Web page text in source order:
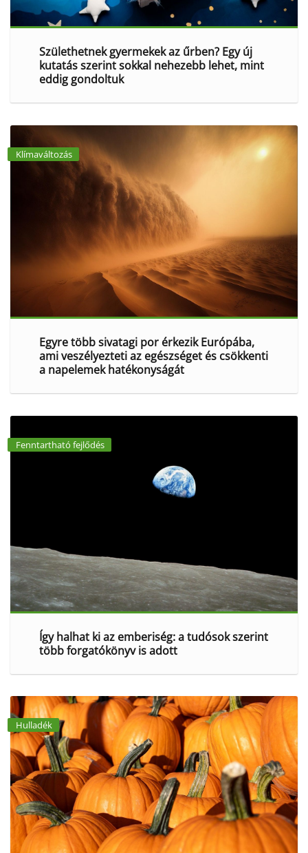
Születhetnek gyermekek az űrben? Egy új
kutatás szerint sokkal nehezebb lehet, mint
eddig gondoltuk
Klímaváltozás
Egyre több sivatagi por érkezik Európába,
ami veszélyezteti az egészséget és csökkenti
a napelemek hatékonyságát
Fenntartható fejlődés
Így halhat ki az emberiség: a tudósok szerint
több forgatókönyv is adott
Hulladék